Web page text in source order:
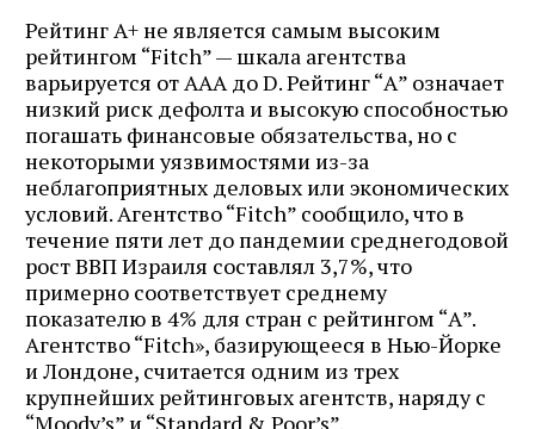
Рейтинг A+ не является самым высоким
рейтингом “Fitch” — шкала агентства
варьируется от AAA до D. Рейтинг “А” означает
низкий риск дефолта и высокую способностью
погашать финансовые обязательства, но с
некоторыми уязвимостями из-за
неблагоприятных деловых или экономических
условий. Агентство “Fitch” сообщило, что в
течение пяти лет до пандемии среднегодовой
рост ВВП Израиля составлял 3,7%, что
примерно соответствует среднему
показателю в 4% для стран с рейтингом “А”.
Агентство “Fitch», базирующееся в Нью-Йорке
и Лондоне, считается одним из трех
крупнейших рейтинговых агентств, наряду с
“Moody’s” и “Standard & Poor’s”.